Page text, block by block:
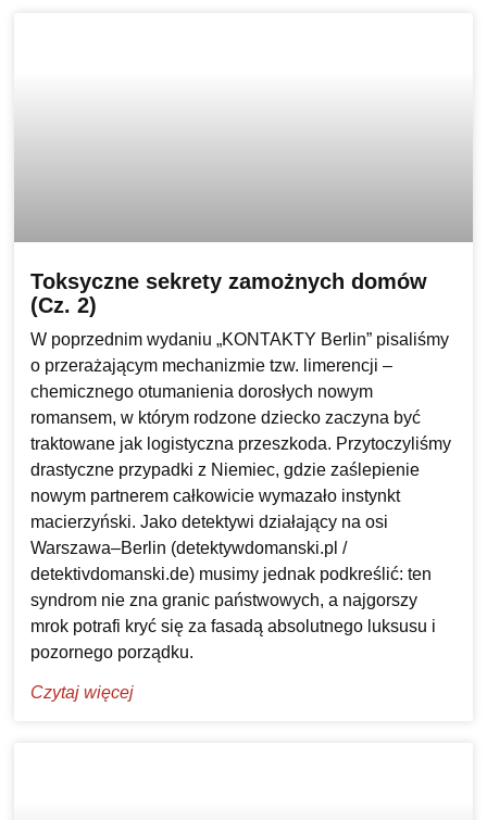
Toksyczne sekrety zamożnych domów
(Cz. 2)
W poprzednim wydaniu „KONTAKTY Berlin” pisaliśmy
o przerażającym mechanizmie tzw. limerencji –
chemicznego otumanienia dorosłych nowym
romansem, w którym rodzone dziecko zaczyna być
traktowane jak logistyczna przeszkoda. Przytoczyliśmy
drastyczne przypadki z Niemiec, gdzie zaślepienie
nowym partnerem całkowicie wymazało instynkt
macierzyński. Jako detektywi działający na osi
Warszawa–Berlin (detektywdomanski.pl /
detektivdomanski.de) musimy jednak podkreślić: ten
syndrom nie zna granic państwowych, a najgorszy
mrok potrafi kryć się za fasadą absolutnego luksusu i
pozornego porządku.
Czytaj więcej